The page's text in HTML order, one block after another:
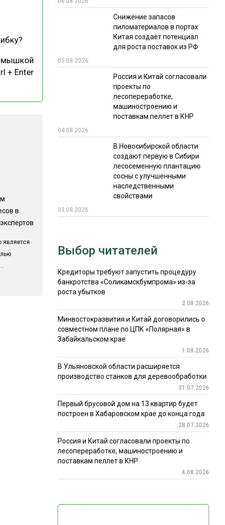
ИТОГИ МЕРОПРИЯТИЙ
мышкой
+ Enter
в
является
Снижение запасов
пиломатериалов в портах
Китая создаёт потенциал
для роста поставок из РФ
05.08.2026
Россия и Китай согласовали
проекты по
лесопереработке,
машиностроению и
поставкам пеллет в КНР
04.08.2026
В Новосибирской области
создают первую в Сибири
лесосеменную плантацию
сосны с улучшенными
наследственными
свойствами
03.08.2026
Выбор читателей
Кредиторы требуют запустить процедуру
банкротства «Соликамскбумпрома» из-за
роста убытков
2.08.2026
Минвостокразвития и Китай договорились о
совместном плане по ЦПК «Полярная» в
Забайкальском крае
1.08.2026
В Ульяновской области расширяется
производство станков для деревообработки
31.07.2026
Первый брусовой дом на 13 квартир будет
построен в Хабаровском крае до конца года
28.07.2026
Россия и Китай согласовали проекты по
лесопереработке, машиностроению и
поставкам пеллет в КНР
4.08.2026